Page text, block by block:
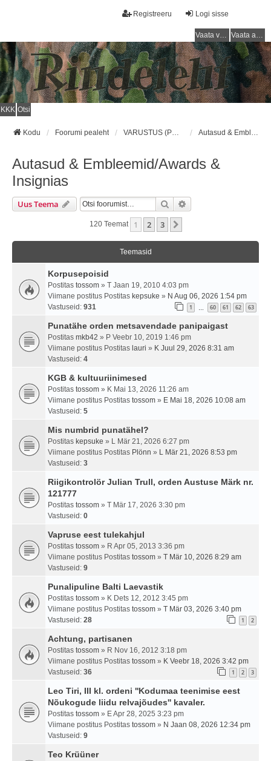
Logi sisse
Registreeru
Vaata vastamata teemasi Vaata aktiivseid teemasid
KKK Otsi
Kodu Foorumi pealeht VARUSTUS (PUNAARMEE) / EQUIPMENT (RED ARMY) Autasud & Embleemid/Awards & Insignias
Autasud & Embleemid/Awards &
Insignias
Uus Teema Otsi
120 Teemat 1 2 3
Teemasid
Korpusepoisid
Postitas tossom » T Jaan 19, 2010 4:03 pm
Viimane postitus Postitas kepsuke » N Aug 06, 2026 1:54 pm
Vastuseid: 931 1 60 61 62 63
Punatähe orden metsavendade panipaigast
Postitas mkb42 » P Veebr 10, 2019 1:46 pm
Viimane postitus Postitas lauri » K Juul 29, 2026 8:31 am
Vastuseid: 4
KGB & kultuuriinimesed
Postitas tossom » K Mai 13, 2026 11:26 am
Viimane postitus Postitas tossom » E Mai 18, 2026 10:08 am
Vastuseid: 5
Mis numbrid punatähel?
Postitas kepsuke » L Mär 21, 2026 6:27 pm
Viimane postitus Postitas Plönn » L Mär 21, 2026 8:53 pm
Vastuseid: 3
Riigikontrolör Julian Trull, orden Austuse Märk nr.
121777
Postitas tossom » T Mär 17, 2026 3:30 pm
Vastuseid: 0
Vapruse eest tulekahjul
Postitas tossom » R Apr 05, 2013 3:36 pm
Viimane postitus Postitas tossom » T Mär 10, 2026 8:29 am
Vastuseid: 9
Punalipuline Balti Laevastik
Postitas tossom » K Dets 12, 2012 3:45 pm
Viimane postitus Postitas tossom » T Mär 03, 2026 3:40 pm
Vastuseid: 28 1 2
Achtung, partisanen
Postitas tossom » R Nov 16, 2012 3:18 pm
Viimane postitus Postitas tossom » K Veebr 18, 2026 3:42 pm
Vastuseid: 36 1 2 3
Leo Tiri, III kl. ordeni ''Kodumaa teenimise eest
Nõukogude liidu relvajõudes'' kavaler.
Postitas tossom » E Apr 28, 2025 3:23 pm
Viimane postitus Postitas tossom » N Jaan 08, 2026 12:34 pm
Vastuseid: 9
Teo Krüüner